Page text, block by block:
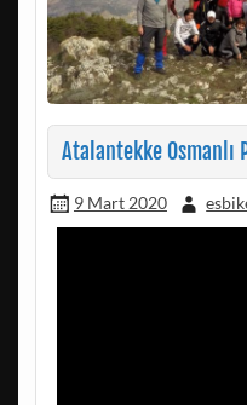
Atalantekke
9 Mart 2020